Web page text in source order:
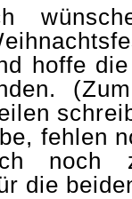
hoffe
fehlen
noch
die